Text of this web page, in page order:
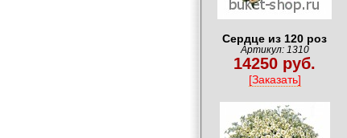
Сердце из 120 роз
Артикул: 1310
14250 руб.
[Заказать]